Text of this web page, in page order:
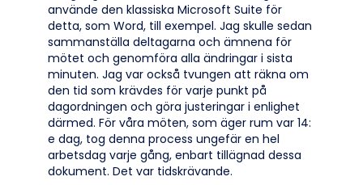
använde den klassiska Microsoft Suite för
detta, som Word, till exempel. Jag skulle sedan
sammanställa deltagarna och ämnena för
mötet och genomföra alla ändringar i sista
minuten. Jag var också tvungen att räkna om
den tid som krävdes för varje punkt på
dagordningen och göra justeringar i enlighet
därmed. För våra möten, som äger rum var 14:
e dag, tog denna process ungefär en hel
arbetsdag varje gång, enbart tillägnad dessa
dokument. Det var tidskrävande.